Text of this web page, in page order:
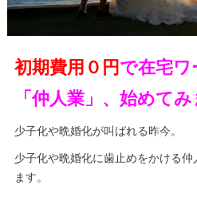
初期費用０円 で在宅ワ
「仲人業」、始めて
少子化や晩婚化が叫ばれる昨今。
少子化や晩婚化に歯止めをかける
ます。